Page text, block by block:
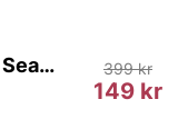
Katrina W Seamless Top
149 kr
399 kr